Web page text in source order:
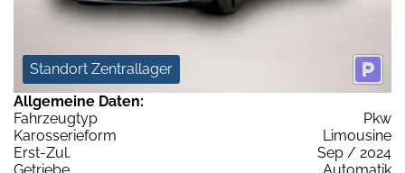
Standort Zentrallager
Allgemeine Daten:
Fahrzeugtyp
Pkw
Karosserieform
Limousine
Erst-Zul.
Sep / 2024